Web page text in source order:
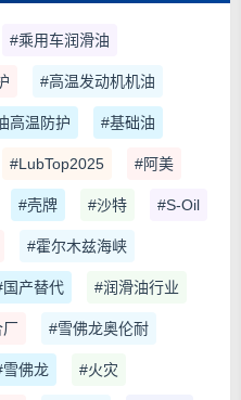
#乘用车润滑油
#高温发动机机油
高温防护 #基础油
#LubTop2025 #阿美
#壳牌 #沙特 #S-Oil
#霍尔木兹海峡
国产替代 #润滑油行业
#雪佛龙奥伦耐
雪佛龙 #火灾